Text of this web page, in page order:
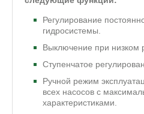
Регулирование
гидросистемы.
Выключение при низком
Ступенчатое
Ручной режим
всех насосов с
характеристиками.